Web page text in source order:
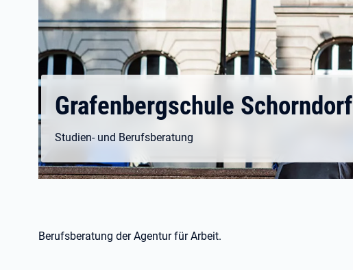
Grafenbergschule Schorndorf
Studien- und Berufsberatung
Berufsberatung der Agentur für Arbeit.